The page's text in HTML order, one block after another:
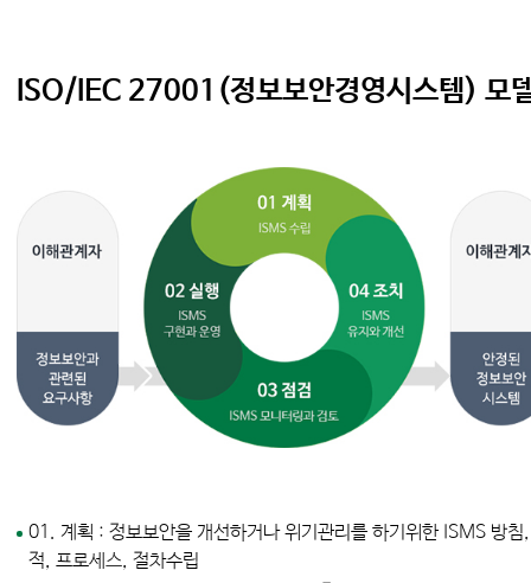
ISO/IEC 27001(정보보안경영시스템) 모
01. 계획 : 정보보안을 개선하거나 위기관리를 하기위한 ISMS 방침
적, 프로세스, 절차수립